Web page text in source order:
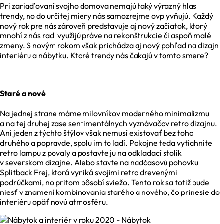
Pri zariaďovaní svojho domova nemajú taký výrazný hlas
trendy, no do určitej miery nás samozrejme ovplyvňujú. Každý
nový rok pre nás zároveň predstavuje aj nový začiatok, ktorý
mnohí z nás radi využijú práve na rekonštrukcie či aspoň malé
zmeny. S novým rokom však prichádza aj nový pohľad na dizajn
interiéru a nábytku. Ktoré trendy nás čakajú v tomto smere?
Staré a nové
Na jednej strane máme milovníkov moderného minimalizmu
a na tej druhej zase sentimentálnych vyznávačov retro dizajnu.
Ani jeden z týchto štýlov však nemusí existovať bez toho
druhého a popravde, spolu im to ladí. Pokojne teda vytiahnite
retro lampu z povaly a postavte ju na odkladací stolík
v severskom dizajne. Alebo stavte na nadčasovú pohovku
Splitback Frej, ktorá vyniká svojimi retro drevenými
podrúčkami, no pritom pôsobí sviežo. Tento rok sa totiž bude
niesť v znamení kombinovania starého a nového, čo prinesie do
interiéru opäť novú atmosféru.